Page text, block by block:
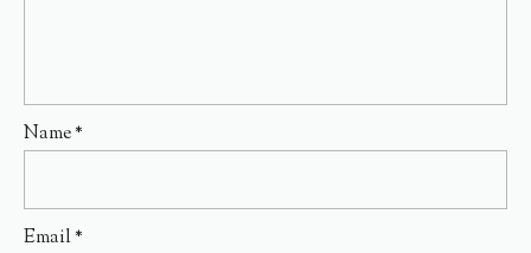
Name*
Email*